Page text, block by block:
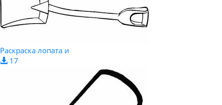
Раскраска лопата и
17